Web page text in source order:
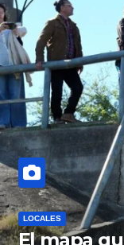
LOCALES
El mapa